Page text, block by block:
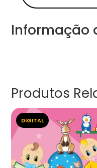
Informação
Produtos
DIGITAL